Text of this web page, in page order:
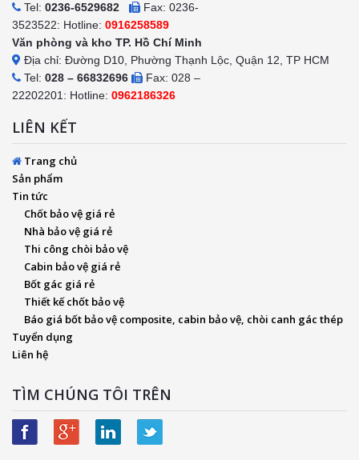
Tel: 0236-6529682
Fax: 0236-
3523522: Hotline: 0916258589
Văn phòng và kho TP. Hồ Chí Minh
Địa chỉ: Đường D10, Phường Thạnh Lộc, Quận 12, TP HCM
Tel: 028 – 66832696
Fax: 028 –
22202201: Hotline: 0962186326
LIÊN KẾT
Trang chủ
Sản phẩm
Tin tức
Chốt bảo vệ giá rẻ
Nhà bảo vệ giá rẻ
Thi công chòi bảo vệ
Cabin bảo vệ giá rẻ
Bốt gác giá rẻ
Thiết kế chốt bảo vệ
Báo giá bốt bảo vệ composite, cabin bảo vệ, chòi canh gác thép
Tuyển dụng
Liên hệ
TÌM CHÚNG TÔI TRÊN